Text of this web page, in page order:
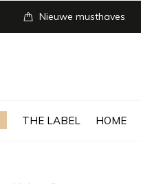
THE LABEL HOME
Nieuwe musthaves